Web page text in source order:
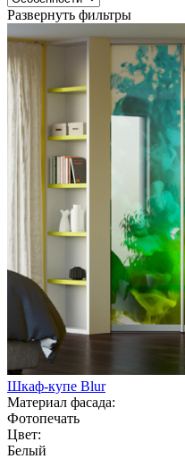
Развернуть фильтры
Шкаф-купе Blur
Материал фасада:
Фотопечать
Цвет:
Белый